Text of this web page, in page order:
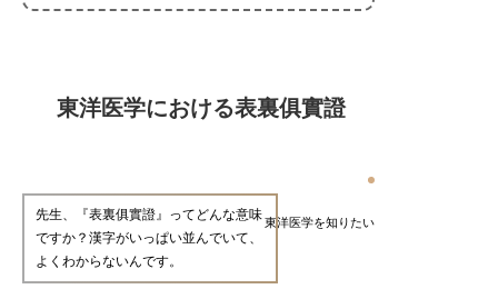
東洋医学における表裏俱實證
東洋医学を知りたい
先生、『表裏俱實證』ってどんな意味
ですか？漢字がいっぱい並んでいて、
よくわからないんです。